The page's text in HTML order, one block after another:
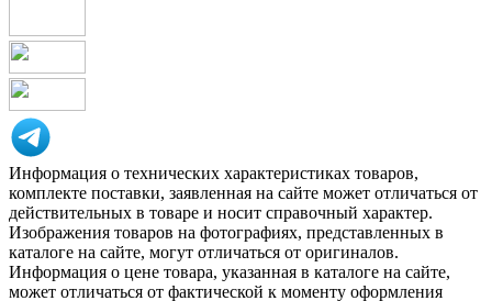
Информация о технических характеристиках товаров,
комплекте поставки, заявленная на сайте может отличаться от
действительных в товаре и носит справочный характер.
Изображения товаров на фотографиях, представленных в
каталоге на сайте, могут отличаться от оригиналов.
Информация о цене товара, указанная в каталоге на сайте,
может отличаться от фактической к моменту оформления